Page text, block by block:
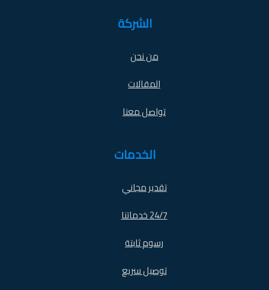
الشركة
من نحن
المقالات
تواصل معنا
الخدمات
تقدير مجاني
24/7 خدماتنا
رسوم ثابتة
توصيل سريع